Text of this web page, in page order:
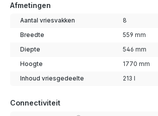
Afmetingen
Aantal vriesvakken 8
Breedte 559 mm
Diepte 546 mm
Hoogte 1770 mm
Inhoud vriesgedeelte 213 l
Connectiviteit